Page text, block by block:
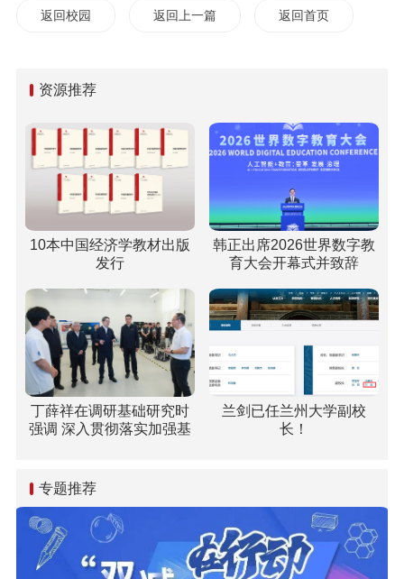
返回校园 返回上一篇 返回首页
资源推荐
10本中国经济学教材出版
发行
韩正出席2026世界数字教
育大会开幕式并致辞
丁薛祥在调研基础研究时
强调 深入贯彻落实加强基
新能力
兰剑已任兰州大学副校
长！
专题推荐